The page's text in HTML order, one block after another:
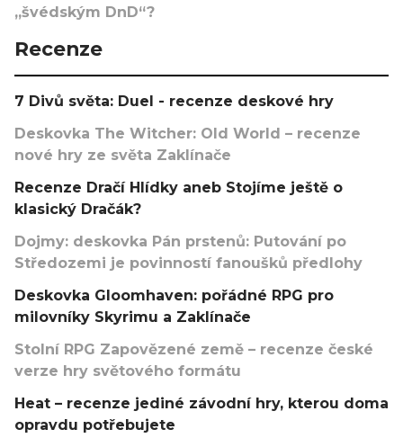
„švédským DnD“?
Recenze
7 Divů světa: Duel - recenze deskové hry
Deskovka The Witcher: Old World – recenze
nové hry ze světa Zaklínače
Recenze Dračí Hlídky aneb Stojíme ještě o
klasický Dračák?
Dojmy: deskovka Pán prstenů: Putování po
Středozemi je povinností fanoušků předlohy
Deskovka Gloomhaven: pořádné RPG pro
milovníky Skyrimu a Zaklínače
Stolní RPG Zapovězené země – recenze české
verze hry světového formátu
Heat – recenze jediné závodní hry, kterou doma
opravdu potřebujete